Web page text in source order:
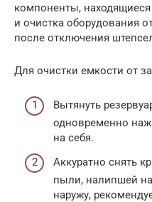
компоненты,
и очистка оборудования
после отключения
Для очистки емкости от
Вытянуть
одновременно
на себя.
Аккуратно снять
пыли, налипшей
наружу,